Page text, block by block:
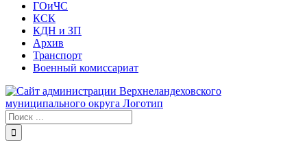
ГОиЧС
КСК
КДН и ЗП
Архив
Транспорт
Военный комиссариат
Результат
поиска: